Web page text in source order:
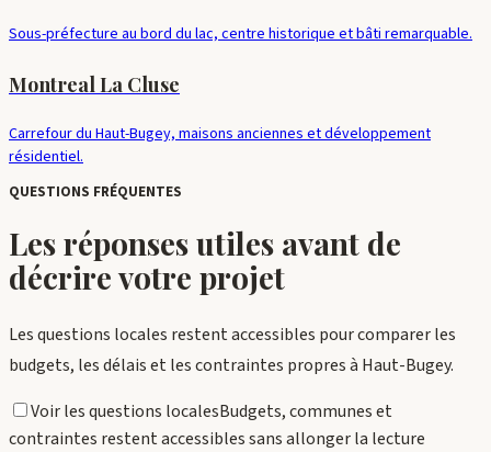
Sous-préfecture au bord du lac, centre historique et bâti remarquable.
Montreal La Cluse
Carrefour du Haut-Bugey, maisons anciennes et développement
résidentiel.
QUESTIONS FRÉQUENTES
Les réponses utiles avant de
décrire votre projet
Les questions locales restent accessibles pour comparer les
budgets, les délais et les contraintes propres à Haut-Bugey.
Voir les questions localesBudgets, communes et
contraintes restent accessibles sans allonger la lecture